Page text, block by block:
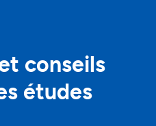
conseils
études